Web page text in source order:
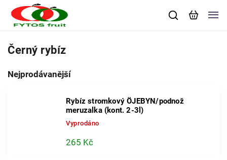
Černý rybíz
Nejprodávanější
Rybíz stromkový ÖJEBYN/podnož
meruzalka (kont. 2-3l)
Vyprodáno
265 Kč